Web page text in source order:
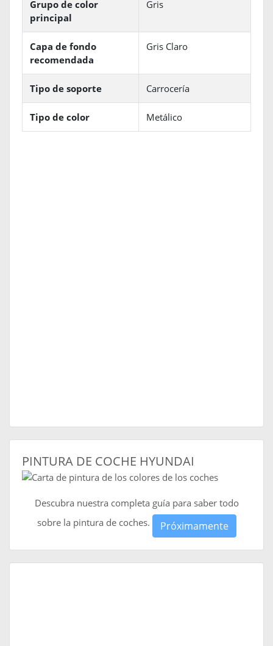
Grupo de color
principal
Gris
Capa de fondo
recomendada
Gris Claro
Tipo de soporte Carrocería
Tipo de color Metálico
PINTURA DE COCHE HYUNDAI
Descubra nuestra completa guía para saber todo
sobre la pintura de coches.
Próximamente